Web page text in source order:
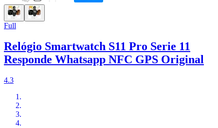
Full
Relógio Smartwatch S11 Pro Serie 11
Responde Whatsapp NFC GPS Original
4.3